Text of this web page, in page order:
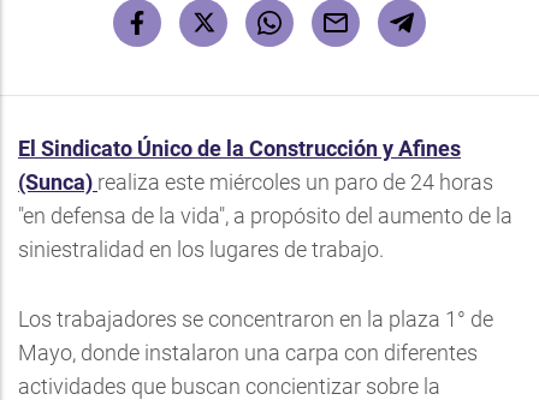
El Sindicato Único de la Construcción y Afines
(Sunca) realiza este miércoles un paro de 24 horas
"en defensa de la vida", a propósito del aumento de la
siniestralidad en los lugares de trabajo.
Los trabajadores se concentraron en la plaza 1° de
Mayo, donde instalaron una carpa con diferentes
actividades que buscan concientizar sobre la